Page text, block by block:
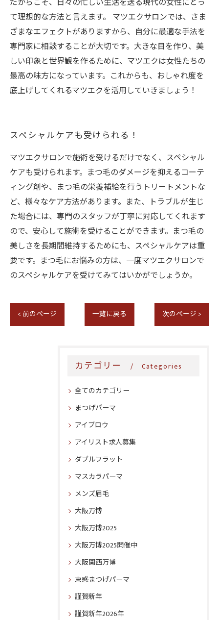
だからこそ、日々の忙しい生活を送る現代の女性にとっ
て理想的な方法と言えます。 マツエクサロンでは、さま
ざまなエフェクトがありますから、自分に最適な手法を
専門家に相談することが大切です。大きな目を作り、美
しい印象と世界観を作るために、マツエクは女性たちの
最高の味方になっています。これからも、おしゃれ度を
底上げしてくれるマツエクを活用していきましょう！
スペシャルケアも受けられる！
マツエクサロンで施術を受けるだけでなく、スペシャル
ケアも受けられます。まつ毛のダメージを抑えるコーテ
ィング剤や、まつ毛の栄養補給を行うトリートメントな
ど、様々なケア方法があります。また、トラブルが生じ
た場合には、専門のスタッフが丁寧に対応してくれます
ので、安心して施術を受けることができます。まつ毛の
美しさを長期間維持するためにも、スペシャルケアは重
要です。まつ毛にお悩みの方は、一度マツエクサロンで
のスペシャルケアを受けてみてはいかがでしょうか。
< 前のページ 一覧に戻る 次のページ >
カテゴリー Categories
全てのカテゴリー
まつげパーマ
アイブロウ
アイリスト求人募集
ダブルフラット
マスカラパーマ
メンズ眉毛
大阪万博
大阪万博2025
大阪万博2025開催中
大阪関西万博
束感まつげパーマ
謹賀新年
謹賀新年2026年